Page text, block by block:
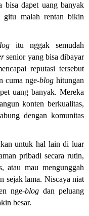
bisa dapet uang banyak
malah rentan bikin
itu nggak semudah
senior yang bisa dibayar
reputasi tersebut
cuma nge-blog hitungan
uang banyak. Mereka
konten berkualitas,
dengan komunitas
untuk hal lain di luar
pribadi secara rutin,
atau mau mengunggah
sejak lama. Niscaya niat
nge-blogdan peluang
besar.